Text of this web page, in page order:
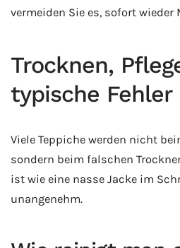
vermeiden Sie es, sofort
Trocknen,
typische Fehler
Viele Teppiche werden nicht
sondern beim falschen
ist wie eine nasse Jacke im
unangenehm.